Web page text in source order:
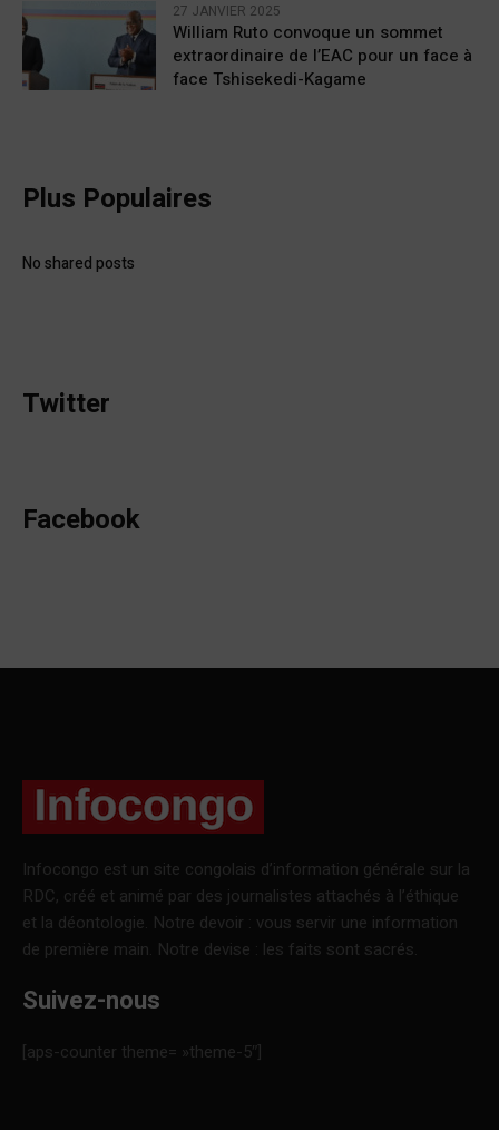
27 JANVIER 2025
William Ruto convoque un sommet
extraordinaire de l’EAC pour un face à
face Tshisekedi-Kagame
Plus Populaires
No shared posts
Twitter
Facebook
Infocongo est un site congolais d’information générale sur la
RDC, créé et animé par des journalistes attachés à l’éthique
et la déontologie. Notre devoir : vous servir une information
de première main. Notre devise : les faits sont sacrés.
Suivez-nous
[aps-counter theme= »theme-5″]